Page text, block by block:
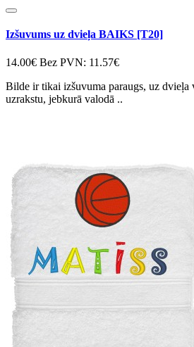
Izšuvums uz dvieļa BAIKS [T20]
14.00€ Bez PVN: 11.57€
Bilde ir tikai izšuvuma paraugs, uz dvieļa
uzrakstu, jebkurā valodā ..